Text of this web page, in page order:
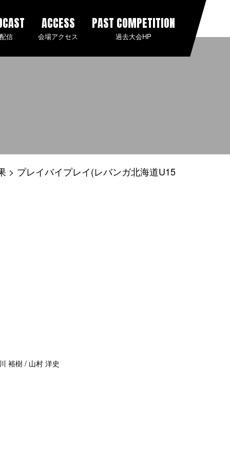
信
ACCESS
会場アクセス
PAST COMPETITION
過去大会HP
プレイバイプレイ(レバンガ北海道U15
裕樹 / 山村 洋史